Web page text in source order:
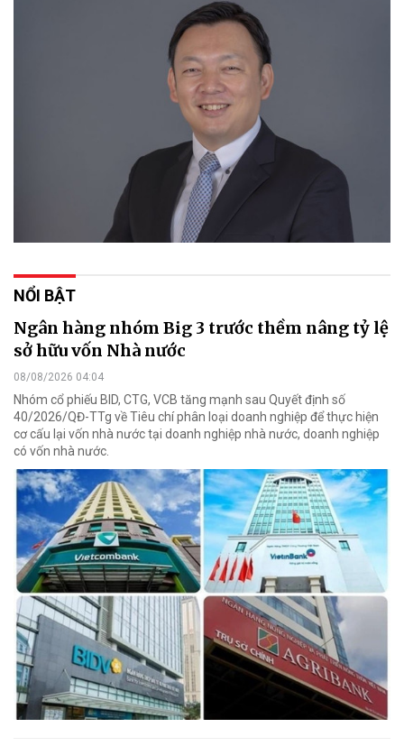
NỔI BẬT
Ngân hàng nhóm Big 3 trước thềm nâng tỷ lệ
sở hữu vốn Nhà nước
08/08/2026 04:04
Nhóm cổ phiếu BID, CTG, VCB tăng mạnh sau Quyết định số
40/2026/QĐ-TTg về Tiêu chí phân loại doanh nghiệp để thực hiện
cơ cấu lại vốn nhà nước tại doanh nghiệp nhà nước, doanh nghiệp
có vốn nhà nước.